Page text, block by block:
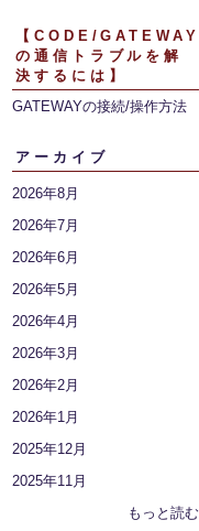
【CODE/GATEWAY
の通信トラブルを解
決するには】
GATEWAYの接続/操作方法
アーカイブ
2026年8月
2026年7月
2026年6月
2026年5月
2026年4月
2026年3月
2026年2月
2026年1月
2025年12月
2025年11月
もっと読む